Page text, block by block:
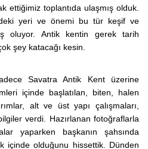
ettiğimiz toplantıda ulaşmış olduk.
yeri ve önemi bu tür keşif ve
oluyor. Antik kentin gerek tarih
şey katacağı kesin.
Savatra Antik Kent üzerine
içinde başlatılan, biten, halen
alt ve üst yapı çalışmaları,
verdi. Hazırlanan fotoğraflarla
yaparken başkanın şahsında
içinde olduğunu hissettik. Dünden